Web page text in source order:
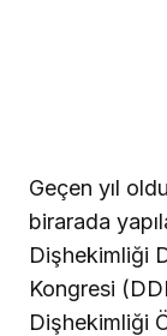
Geçen yıl
birarada
Dişhekimliği
Kongresi
Dişhekimliği